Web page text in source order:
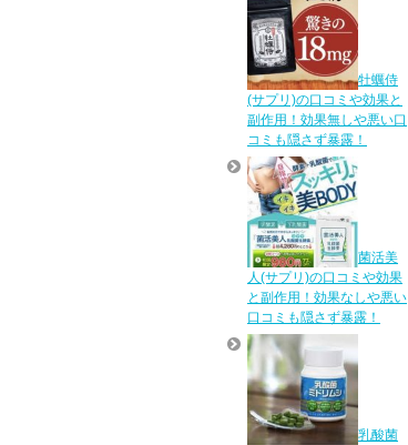
牡蠣侍
(サプリ)の口コミや効果と
副作用！効果無しや悪い口
コミも隠さず暴露！
菌活美
人(サプリ)の口コミや効果
と副作用！効果なしや悪い
口コミも隠さず暴露！
乳酸菌